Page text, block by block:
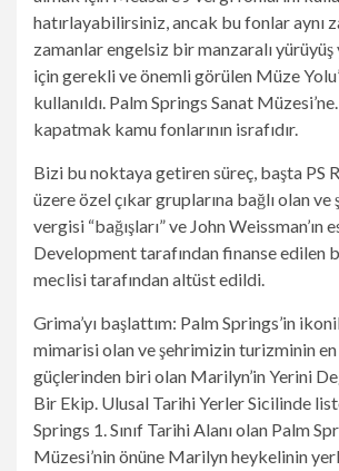
hatırlayabilirsiniz, ancak bu fonlar aynı
zamanlar engelsiz bir manzaralı
için gerekli ve önemli görülen Müze
kullanıldı. Palm Springs Sanat
kapatmak kamu fonlarının israfıdır.
Bizi bu noktaya getiren süreç, başta PS
üzere özel çıkar gruplarına bağlı olan
vergisi “bağışları” ve John
Development tarafından finanse edilen
meclisi tarafından altüst edildi.
Grima’yı başlattım: Palm Springs’in
mimarisi olan ve şehrimizin turizminin
güçlerinden biri olan Marilyn’in Yerini
Bir Ekip. Ulusal Tarihi Yerler Sicilinde
Springs 1. Sınıf Tarihi Alanı olan Palm
Müzesi’nin önüne Marilyn heykelinin